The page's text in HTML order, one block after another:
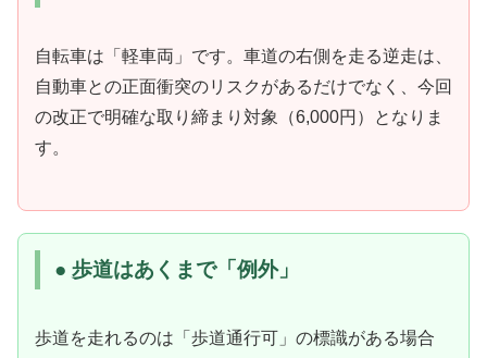
自転車は「軽車両」です。車道の右側を走る逆走は、
自動車との正面衝突のリスクがあるだけでなく、今回
の改正で明確な取り締まり対象（6,000円）となりま
す。
● 歩道はあくまで「例外」
歩道を走れるのは「歩道通行可」の標識がある場合